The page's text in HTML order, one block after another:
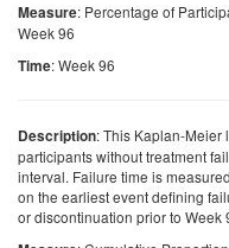
Measure: Percentage of
Week 96
Time: Week 96
Description: This Kaplan-Meier
participants without treatment
interval. Failure time is
on the earliest event defining
or discontinuation prior to Week